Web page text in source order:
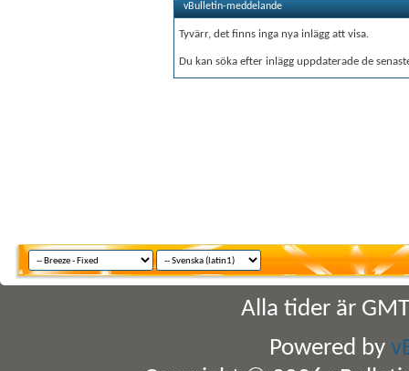
vBulletin-meddelande
Tyvärr, det finns inga nya inlägg att visa.
Du kan söka efter inlägg uppdaterade de
Alla tider är
Powered by